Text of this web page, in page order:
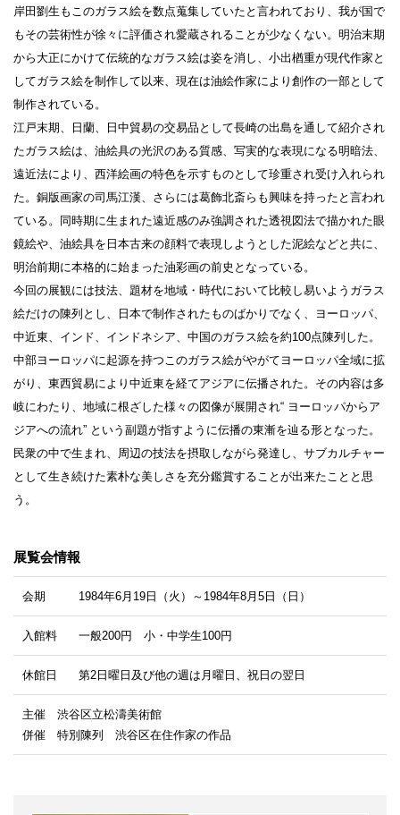
岸田劉生もこのガラス絵を数点蒐集していたと言われており、我が国で
もその芸術性が徐々に評価され愛蔵されることが少なくない。明治末期
から大正にかけて伝統的なガラス絵は姿を消し、小出楢重が現代作家と
してガラス絵を制作して以来、現在は油絵作家により創作の一部として
制作されている。
江戸末期、日蘭、日中貿易の交易品として長崎の出島を通して紹介され
たガラス絵は、油絵具の光沢のある質感、写実的な表現になる明暗法、
遠近法により、西洋絵画の特色を示すものとして珍重され受け入れられ
た。銅版画家の司馬江漢、さらには葛飾北斎らも興味を持ったと言われ
ている。同時期に生まれた遠近感のみ強調された透視図法で描かれた眼
鏡絵や、油絵具を日本古来の顔料で表現しようとした泥絵などと共に、
明治前期に本格的に始まった油彩画の前史となっている。
今回の展観には技法、題材を地域・時代において比較し易いようガラス
絵だけの陳列とし、日本で制作されたものばかりでなく、ヨーロッパ、
中近東、インド、インドネシア、中国のガラス絵を約100点陳列した。
中部ヨーロッパに起源を持つこのガラス絵がやがてヨーロッパ全域に拡
がり、東西貿易により中近東を経てアジアに伝播された。その内容は多
岐にわたり、地域に根ざした様々の図像が展開され“ ヨーロッパからア
ジアへの流れ” という副題が指すように伝播の東漸を辿る形となった。
民衆の中で生まれ、周辺の技法を摂取しながら発達し、サブカルチャー
として生き続けた素朴な美しさを充分鑑賞することが出来たことと思
う。
展覧会情報
会期 1984年6月19日（火）～1984年8月5日（日）
入館料 一般200円 小・中学生100円
休館日 第2日曜日及び他の週は月曜日、祝日の翌日
主催 渋谷区立松濤美術館
併催 特別陳列 渋谷区在住作家の作品